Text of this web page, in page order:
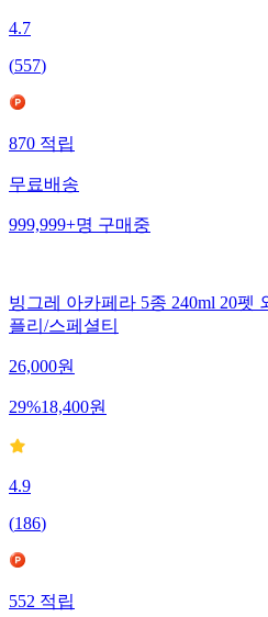
4.7
(557)
870적립
무료배송
999,999+명구매중
빙그레 아카페라 5종 240ml 20펫
플리/스페셜티
26,000원
29%18,400원
4.9
(186)
552적립